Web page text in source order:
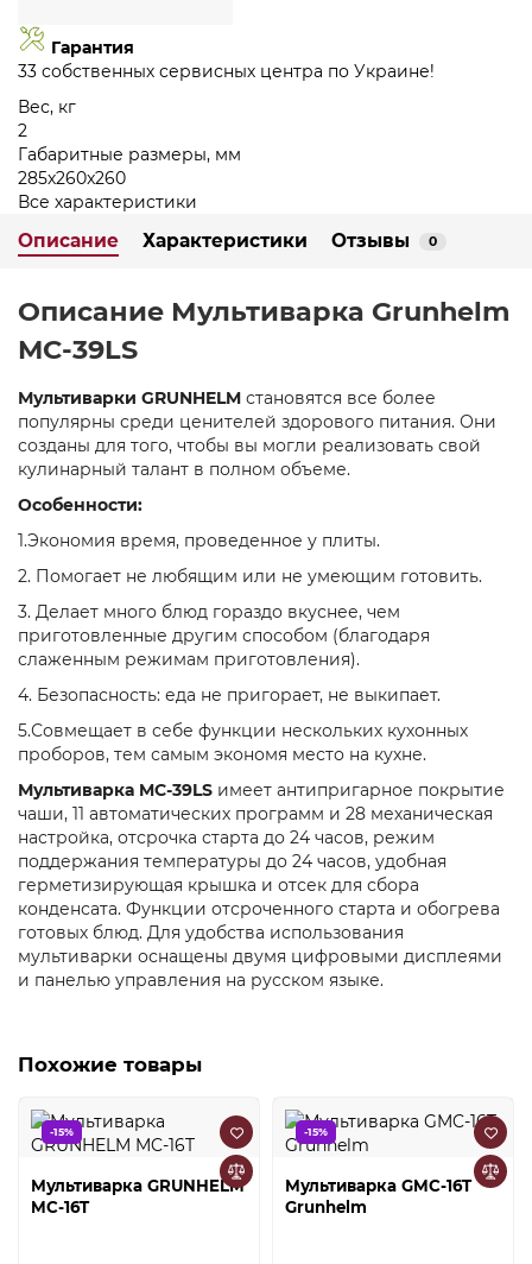
Гарантия
33 собственных сервисных центра по Украине!
Вес, кг
2
Габаритные размеры, мм
285х260x260
Все характеристики
Описание Характеристики Отзывы 0
Описание Мультиварка Grunhelm
MC-39LS
Мультиварки GRUNHELM становятся все более
популярны среди ценителей здорового питания. Они
созданы для того, чтобы вы могли реализовать свой
кулинарный талант в полном объеме.
Особенности:
1.Экономия время, проведенное у плиты.
2. Помогает не любящим или не умеющим готовить.
3. Делает много блюд гораздо вкуснее, чем
приготовленные другим способом (благодаря
слаженным режимам приготовления).
4. Безопасность: еда не пригорает, не выкипает.
5.Совмещает в себе функции нескольких кухонных
проборов, тем самым экономя место на кухне.
Мультиварка MC-39LS имеет антипригарное покрытие
чаши, 11 автоматических программ и 28 механическая
настройка, отсрочка старта до 24 часов, режим
поддержания температуры до 24 часов, удобная
герметизирующая крышка и отсек для сбора
конденсата. Функции отсроченного старта и обогрева
готовых блюд. Для удобства использования
мультиварки оснащены двумя цифровыми дисплеями
и панелью управления на русском языке.
Похожие товары
-15%
Мультиварка GRUNHELM
MC-16T
-15%
Мультиварка GMC-16T
Grunhelm